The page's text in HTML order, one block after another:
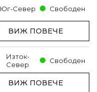
Юг-Север Свободен
ВИЖ ПОВЕЧЕ
Изток-
Север
Свободен
ВИЖ ПОВЕЧЕ